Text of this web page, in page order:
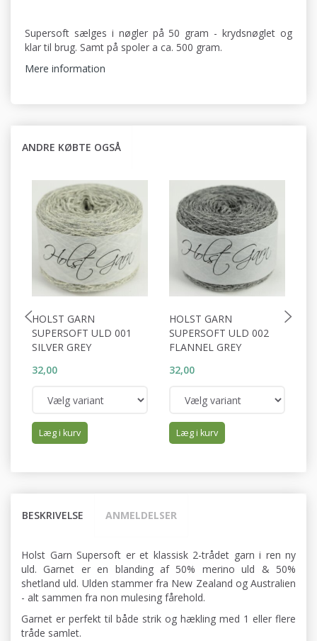
Supersoft sælges i nøgler på 50 gram - krydsnøglet og
klar til brug. Samt på spoler a ca. 500 gram.
Mere information
ANDRE KØBTE OGSÅ
HOLST GARN
SUPERSOFT ULD 001
SILVER GREY
32,00
Læg i kurv
HOLST GARN
SUPERSOFT ULD 002
FLANNEL GREY
32,00
Læg i kurv
BESKRIVELSE ANMELDELSER
Holst Garn Supersoft er et klassisk 2-trådet garn i ren ny
uld. Garnet er en blanding af 50% merino uld & 50%
shetland uld. Ulden stammer fra New Zealand og Australien
- alt sammen fra non mulesing fårehold.
Garnet er perfekt til både strik og hækling med 1 eller flere
tråde samlet.